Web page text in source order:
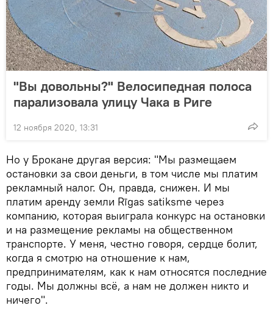
"Вы довольны?" Велосипедная полоса
парализовала улицу Чака в Риге
12 ноября 2020, 13:31
Но у Брокане другая версия: "Мы размещаем
остановки за свои деньги, в том числе мы платим
рекламный налог. Он, правда, снижен. И мы
платим аренду земли Rīgas satiksme через
компанию, которая выиграла конкурс на остановки
и на размещение рекламы на общественном
транспорте. У меня, честно говоря, сердце болит,
когда я смотрю на отношение к нам,
предпринимателям, как к нам относятся последние
годы. Мы должны всё, а нам не должен никто и
ничего".